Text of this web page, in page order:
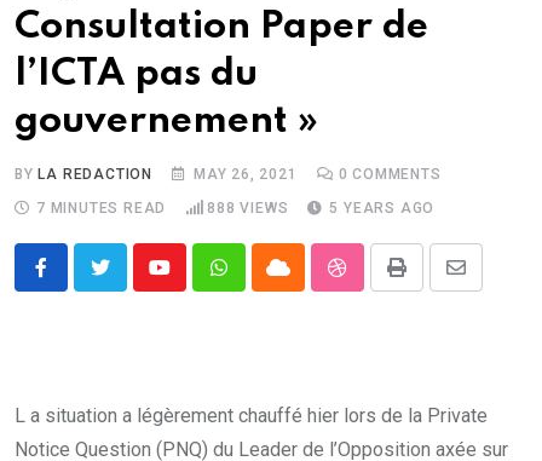
Consultation Paper de
l’ICTA pas du
gouvernement »
BYLA REDACTION MAY 26, 2021 0 COMMENTS
7 MINUTES READ
888 VIEWS 5 YEARS AGO
YoutubeWhatsappCloud StumbleUpon
Print
Share
L a situation a légèrement chauffé hier lors de la Private
Notice Question (PNQ) du Leader de l’Opposition axée sur